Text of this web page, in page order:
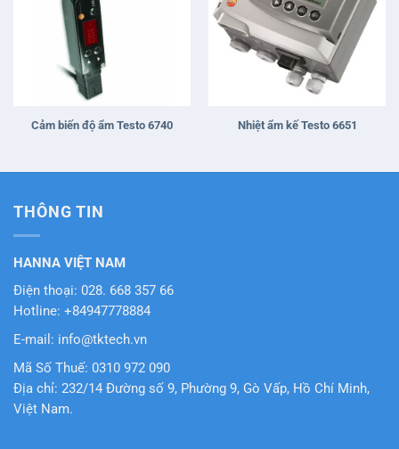
Cảm biến độ ẩm Testo 6740 Nhiệt ẩm kế Testo 6651
THÔNG TIN
HANNA VIỆT NAM
Điện thoại: 028. 668 357 66
Hotline: +84947778884
E-mail: info@tktech.vn
Mã Số Thuế: 0310 972 090
Địa chỉ: 232/14 Đường số 9, Phường 9, Gò Vấp, Hồ Chí Minh,
Việt Nam.